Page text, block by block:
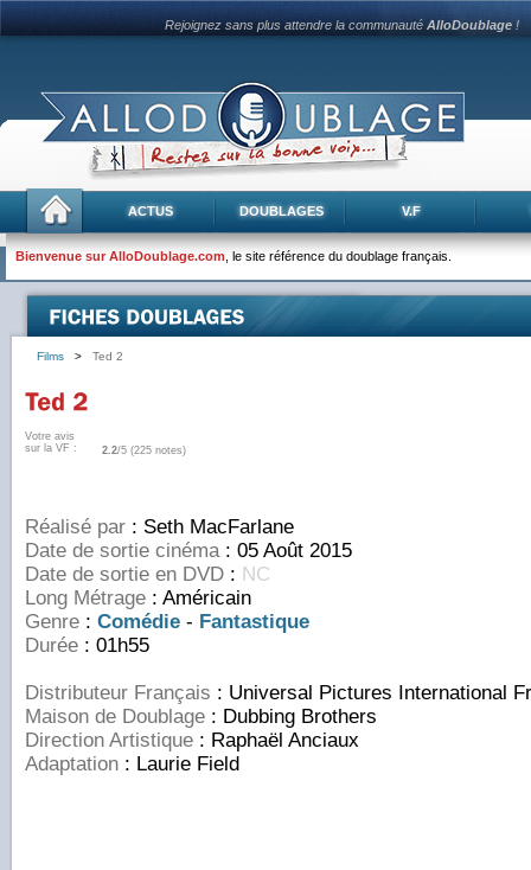
Rejoignez sans plus attendre la communautéAlloDoublage !
ACTUS DOUBLAGES V.F
Bienvenue sur AlloDoublage.com , le site référence du doublage français.
Films > Ted 2
Votre avis
sur la VF :
2.2/5 (225 notes)
Réalisé par : Seth MacFarlane
Date de sortie cinéma : 05 Août 2015
Date de sortie en DVD : NC
Long Métrage : Américain
Genre : Comédie - Fantastique
Durée : 01h55
Distributeur Français : Universal Pictures International
Maison de Doublage : Dubbing Brothers
Direction Artistique : Raphaël Anciaux
Adaptation : Laurie Field